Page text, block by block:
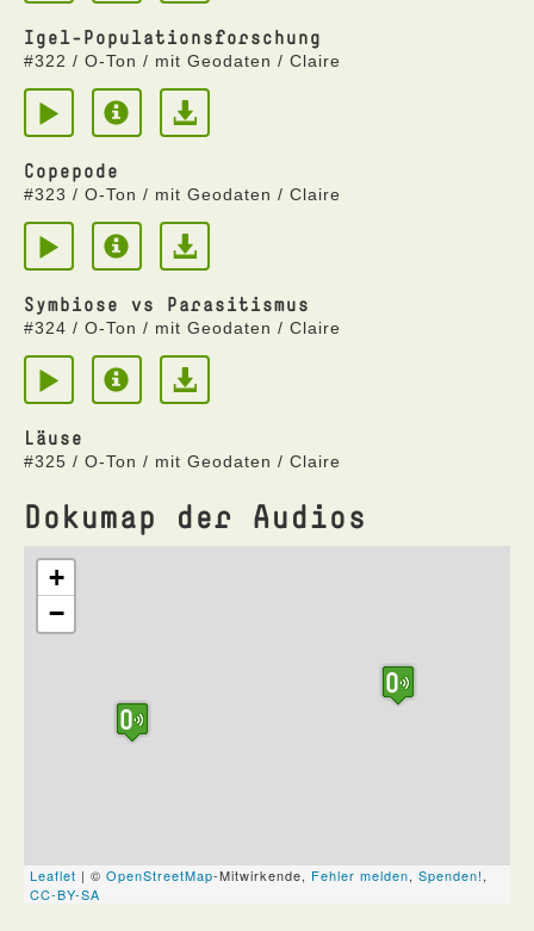
Igel-Populationsforschung
#322 / O-Ton / mit Geodaten / Claire
Copepode
#323 / O-Ton / mit Geodaten / Claire
Symbiose vs Parasitismus
#324 / O-Ton / mit Geodaten / Claire
Läuse
#325 / O-Ton / mit Geodaten / Claire
Dokumap der Audios